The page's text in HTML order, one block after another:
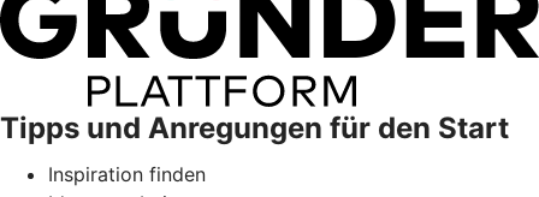
Tipps und Anregungen für den Start
Inspiration finden